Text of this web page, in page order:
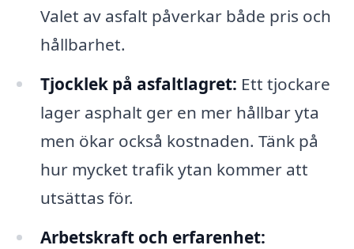
Valet av asfalt påverkar både pris och
hållbarhet.
Tjocklek på asfaltlagret: Ett tjockare
lager asphalt ger en mer hållbar yta
men ökar också kostnaden. Tänk på
hur mycket trafik ytan kommer att
utsättas för.
Arbetskraft och erfarenhet: